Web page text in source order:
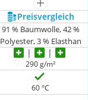
mehr anzeigen
Preis­vergleich
91 % Baumwolle, 42 %
Polyester, 3 % Elasthan
290 g/m²
60 °C